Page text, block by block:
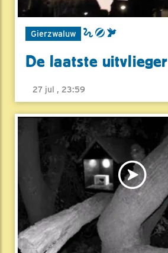
Gierzwaluw
De laatste uitvlieger
27 jul , 23:59